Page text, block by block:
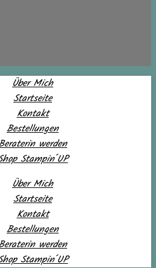
Über Mich
Startseite
Kontakt
Bestellungen
werden
Stampin´UP
Über Mich
Startseite
Kontakt
Bestellungen
werden
Stampin´UP